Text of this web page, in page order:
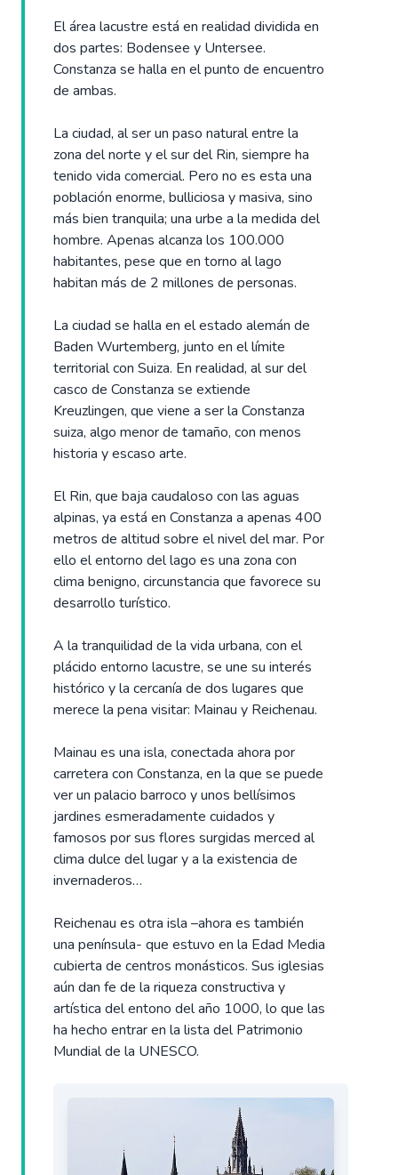
El área lacustre está en realidad dividida en
dos partes: Bodensee y Untersee.
Constanza se halla en el punto de encuentro
de ambas.
La ciudad, al ser un paso natural entre la
zona del norte y el sur del Rin, siempre ha
tenido vida comercial. Pero no es esta una
población enorme, bulliciosa y masiva, sino
más bien tranquila; una urbe a la medida del
hombre. Apenas alcanza los 100.000
habitantes, pese que en torno al lago
habitan más de 2 millones de personas.
La ciudad se halla en el estado alemán de
Baden Wurtemberg, junto en el límite
territorial con Suiza. En realidad, al sur del
casco de Constanza se extiende
Kreuzlingen, que viene a ser la Constanza
suiza, algo menor de tamaño, con menos
historia y escaso arte.
El Rin, que baja caudaloso con las aguas
alpinas, ya está en Constanza a apenas 400
metros de altitud sobre el nivel del mar. Por
ello el entorno del lago es una zona con
clima benigno, circunstancia que favorece su
desarrollo turístico.
A la tranquilidad de la vida urbana, con el
plácido entorno lacustre, se une su interés
histórico y la cercanía de dos lugares que
merece la pena visitar: Mainau y Reichenau.
Mainau es una isla, conectada ahora por
carretera con Constanza, en la que se puede
ver un palacio barroco y unos bellísimos
jardines esmeradamente cuidados y
famosos por sus flores surgidas merced al
clima dulce del lugar y a la existencia de
invernaderos…
Reichenau es otra isla –ahora es también
una península- que estuvo en la Edad Media
cubierta de centros monásticos. Sus iglesias
aún dan fe de la riqueza constructiva y
artística del entono del año 1000, lo que las
ha hecho entrar en la lista del Patrimonio
Mundial de la UNESCO.